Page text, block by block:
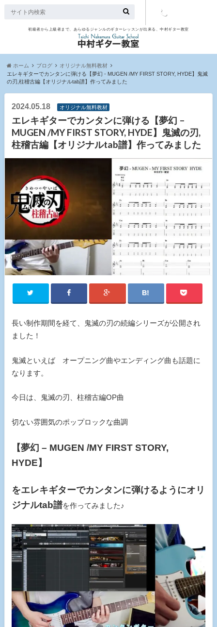
初級者から上級者まで、あらゆるジャンルのギターレッスンが出来る、中村ギター教室
ホーム ブログ
オリジナル無料教材
エレキギターでカンタンに弾ける【夢幻 - MUGEN /MY FIRST STORY, HYDE】鬼滅
の刃,柱稽古編【オリジナルtab譜】作ってみました
2024.05.18 オリジナル無料教材
エレキギターでカンタンに弾ける【夢幻 –
MUGEN /MY FIRST STORY, HYDE】鬼滅の刃,
柱稽古編【オリジナルtab譜】作ってみました
長い制作期間を経て、鬼滅の刃の続編シリーズが公開され
ました！
鬼滅といえば オープニング曲やエンディング曲も話題に
なります。
今日は、鬼滅の刃、柱稽古編OP曲
切ない雰囲気のポップロックな曲調
【夢幻 – MUGEN /MY FIRST STORY,
HYDE】
をエレキギターでカンタンに弾けるようにオリ
ジナルtab譜を作ってみました♪